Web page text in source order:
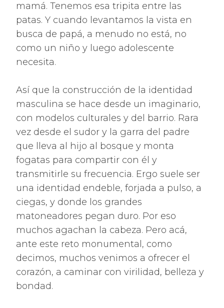
mamá. Tenemos esa tripita entre las
patas. Y cuando levantamos la vista en
busca de papá, a menudo no está, no
como un niño y luego adolescente
necesita.
Así que la construcción de la identidad
masculina se hace desde un imaginario,
con modelos culturales y del barrio. Rara
vez desde el sudor y la garra del padre
que lleva al hijo al bosque y monta
fogatas para compartir con él y
transmitirle su frecuencia. Ergo suele ser
una identidad endeble, forjada a pulso, a
ciegas, y donde los grandes
matoneadores pegan duro. Por eso
muchos agachan la cabeza. Pero acá,
ante este reto monumental, como
decimos, muchos venimos a ofrecer el
corazón, a caminar con virilidad, belleza y
bondad.